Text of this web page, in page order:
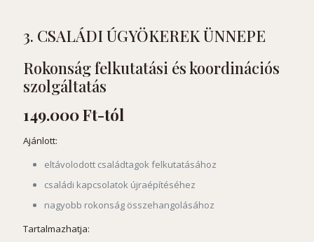
3. CSALÁDI ÚGYÖKEREK ÜNNEPE
Rokonság felkutatási és koordinációs
szolgáltatás
149.000 Ft-tól
Ajánlott:
eltávolodott családtagok felkutatásához
családi kapcsolatok újraépítéséhez
nagyobb rokonság összehangolásához
Tartalmazhatja: